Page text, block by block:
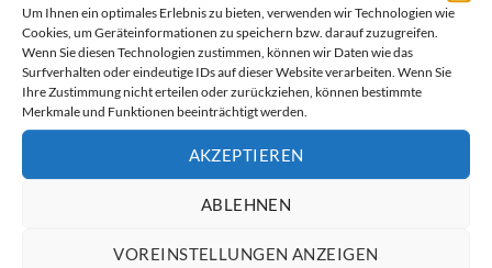
Um Ihnen ein optimales Erlebnis zu bieten, verwenden wir Technologien wie
Cookies, um Geräteinformationen zu speichern bzw. darauf zuzugreifen.
Wenn Sie diesen Technologien zustimmen, können wir Daten wie das
Surfverhalten oder eindeutige IDs auf dieser Website verarbeiten. Wenn Sie
Ihre Zustimmung nicht erteilen oder zurückziehen, können bestimmte
Merkmale und Funktionen beeinträchtigt werden.
AKZEPTIEREN
ABLEHNEN
VOREINSTELLUNGEN ANZEIGEN
ÄHNLICHE PRODUKTE